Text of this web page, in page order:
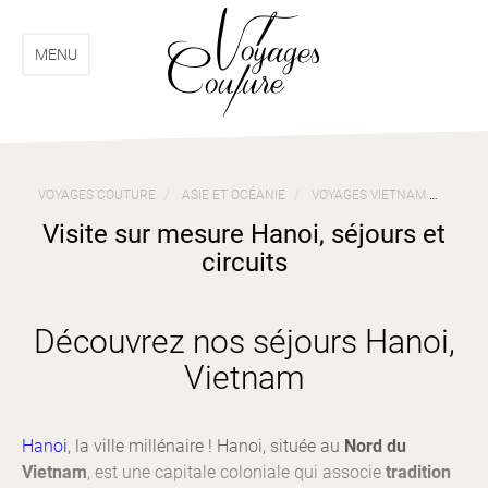
menu
contenuMENU
VOYAGES COUTURE ASIE ET OCÉANIE VOYAGES VIETNAM
Visite sur mesure Hanoi, séjours et
circuits
Découvrez nos séjours Hanoi,
Vietnam
Hanoi, la ville millénaire ! Hanoi, située au Nord du
Vietnam, est une capitale coloniale qui associe tradition